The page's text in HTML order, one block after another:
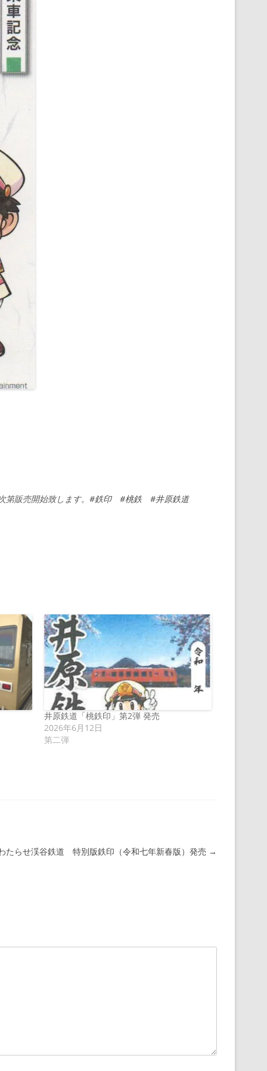
販売開始致します。#鉄印 #桃鉄
#井原鉄道
井原鉄道「桃鉄印」第2弾 発売
2026年6月12日
第二弾
たらせ渓谷鉄道 特別版鉄印（令和七年新春版）発売 →